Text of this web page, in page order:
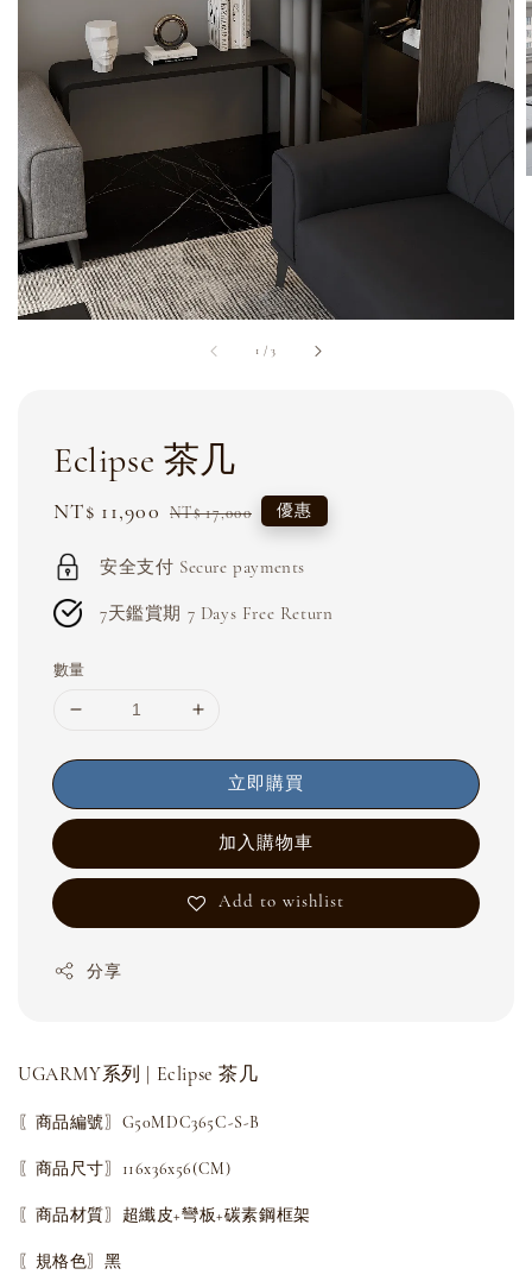
1 /3
Eclipse 茶几
Sale
NT$ 11,900 Regular
NT$ 17,000 優惠
安全支付 Secure payments
7天鑑賞期 7 Days Free Return
數量
立即購買
加入購物車
Add to wishlist
分享
UGARMY系列 | Eclipse 茶几
〖商品編號〗G50MDC365C-S-B
〖商品尺寸〗116x36x56(CM)
〖商品材質〗超纖皮+彎板+碳素鋼框架
〖規格色〗黑